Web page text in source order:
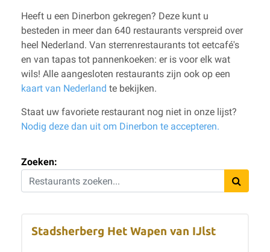
Heeft u een Dinerbon gekregen? Deze kunt u
besteden in meer dan 640 restaurants verspreid over
heel Nederland. Van sterrenrestaurants tot eetcafé's
en van tapas tot pannenkoeken: er is voor elk wat
wils! Alle aangesloten restaurants zijn ook op een
kaart van Nederland te bekijken.
Staat uw favoriete restaurant nog niet in onze lijst?
Nodig deze dan uit om Dinerbon te accepteren.
Zoeken:
Stadsherberg Het Wapen van IJlst